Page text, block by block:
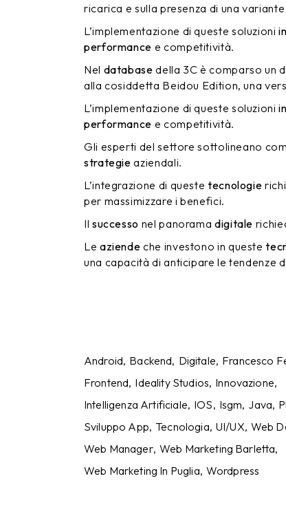
ricarica e sulla presenza di una
L’implementazione di queste soluzioni
performance e competitività.
Nel database della 3C è comparso un
alla cosiddetta Beidou Edition, una
L’implementazione di queste soluzioni
performance e competitività.
Gli esperti del settore sottolineano
strategie aziendali.
L’integrazione di queste tecnologie
per massimizzare i benefici.
Il successo nel panoramadigitale
Le aziende che investono in queste
una capacità di anticipare le tendenze
Android Backend Digitale Francesco
Frontend Ideality Studios Innovazione
Intelligenza Artificiale IOS Isgm Java
Sviluppo App Tecnologia UI/UX Web
Web Manager Web Marketing Barletta
Web Marketing In Puglia Wordpress